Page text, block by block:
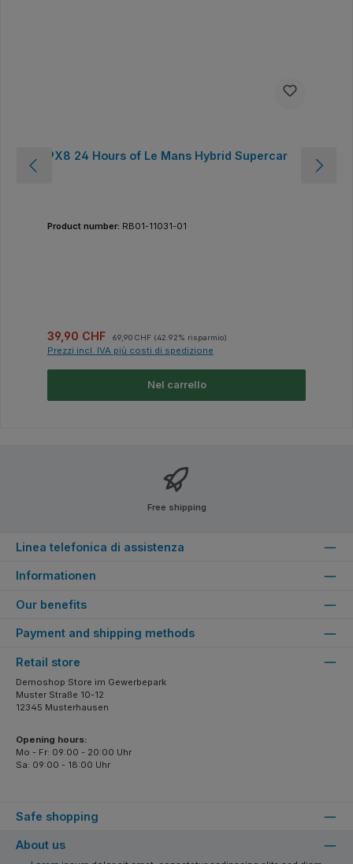
9X8 24 Hours of Le Mans Hybrid Supercar
Product number: RB01-11031-01
Prezzo di vendita:
39,90 CHF 69,90 CHF (42.92% risparmio)
Prezzi incl. IVA più costi di spedizione
Nel carrello
Free shipping
Linea telefonica di assistenza
Informationen
Our benefits
Payment and shipping methods
Safe shopping
Retail store
Demoshop Store im Gewerbepark
Muster Straße 10-12
12345 Musterhausen
Opening hours:
Mo - Fr: 09:00 - 20:00 Uhr
Sa: 09:00 - 18:00 Uhr
About us